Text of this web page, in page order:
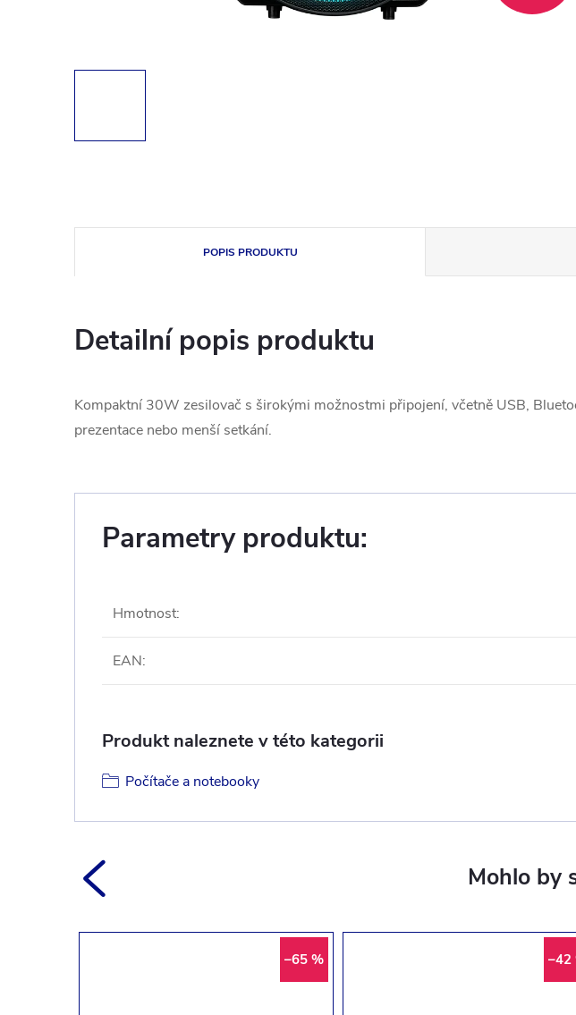
POPIS PRODUKTU
Detailní popis produktu
Kompaktní 30W zesilovač s širokými možnostmi připojení, včetně USB,
prezentace nebo menší setkání.
Parametry produktu:
Hmotnost:
EAN:
Produkt naleznete v této kategorii
Počítače a notebooky
–65 % –42